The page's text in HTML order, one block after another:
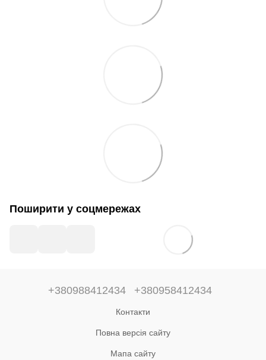
Поширити у соцмережах
+380988412434 +380958412434
Контакти
Повна версія сайту
Мапа сайту